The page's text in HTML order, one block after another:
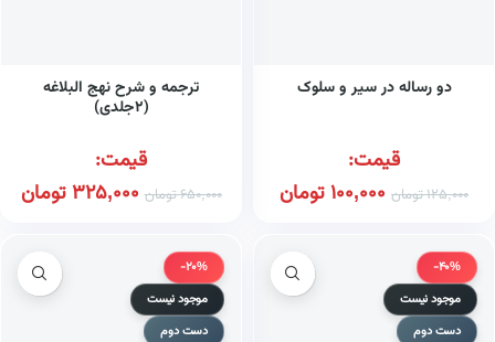
دو رساله در سیر و سلوک
قیمت:
125,000تومان 100,000تومان
ترجمه و شرح نهج البلاغه
(۲جلدی)
قیمت:
650,000تومان 325,000تومان
-40%
موجود نیست
دست دوم
-20%
موجود نیست
دست دوم